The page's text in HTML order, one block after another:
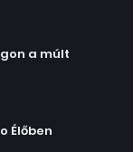
a múlt
Élőben